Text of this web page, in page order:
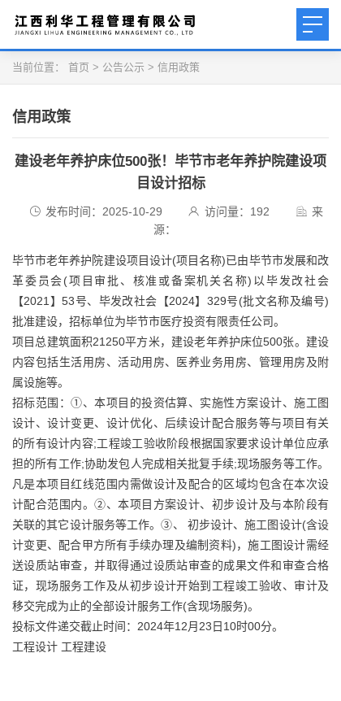
当前位置： 首页 > 公告公示 > 信用政策
信用政策
建设老年养护床位500张！毕节市老年养护院建设项
目设计招标
发布时间：2025-10-29 访问量： 192
来
源：
毕节市老年养护院建设项目设计(项目名称)已由毕节市发展和改
革委员会(项目审批、核准或备案机关名称)以毕发改社会
【2021】53号、毕发改社会【2024】329号(批文名称及编号)
批准建设，招标单位为毕节市医疗投资有限责任公司。
项目总建筑面积21250平方米，建设老年养护床位500张。建设
内容包括生活用房、活动用房、医养业务用房、管理用房及附
属设施等。
招标范围：①、本项目的投资估算、实施性方案设计、施工图
设计、设计变更、设计优化、后续设计配合服务等与项目有关
的所有设计内容;工程竣工验收阶段根据国家要求设计单位应承
担的所有工作;协助发包人完成相关批复手续;现场服务等工作。
凡是本项目红线范围内需做设计及配合的区域均包含在本次设
计配合范围内。②、本项目方案设计、初步设计及与本阶段有
关联的其它设计服务等工作。③、 初步设计、施工图设计(含设
计变更、配合甲方所有手续办理及编制资料)，施工图设计需经
送设质站审查，并取得通过设质站审查的成果文件和审查合格
证，现场服务工作及从初步设计开始到工程竣工验收、审计及
移交完成为止的全部设计服务工作(含现场服务)。
投标文件递交截止时间：2024年12月23日10时00分。
工程设计 工程建设